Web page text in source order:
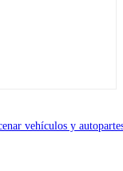
vehículos y